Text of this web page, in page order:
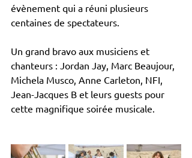
évènement qui a réuni plusieurs
centaines de spectateurs.
Un grand bravo aux musiciens et
chanteurs : Jordan Jay, Marc Beaujour,
Michela Musco, Anne Carleton, NFI,
Jean-Jacques B et leurs guests pour
cette magnifique soirée musicale.